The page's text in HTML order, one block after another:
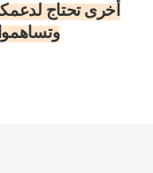
أخرى تحتاج